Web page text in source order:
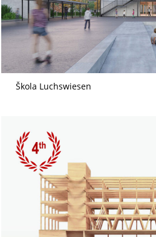
Škola Luchswiesen